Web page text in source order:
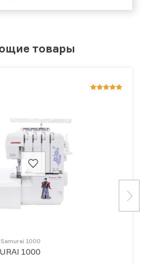
товары
1000
1000